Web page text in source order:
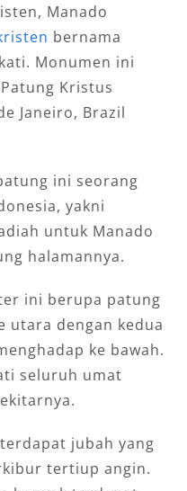
Manado
bernama
Monumen ini
Kristus
Janeiro, Brazil
ini seorang
yakni
untuk Manado
halamannya.
ini berupa patung
utara dengan kedua
ke bawah.
seluruh umat
jubah yang
tertiup angin.